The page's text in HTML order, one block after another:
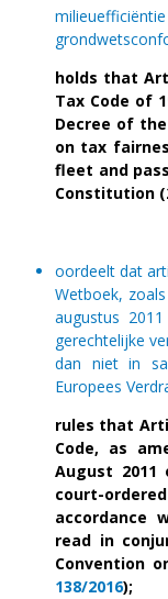
holds that
Tax Code of
Decree of
on tax
fleet and
Constitution
oordeelt dat
Wetboek,
augustus
gerechtelijke
dan niet in
Europees
rules that
Code, as
August
court-
accordance
read in
Convention
138/2016);